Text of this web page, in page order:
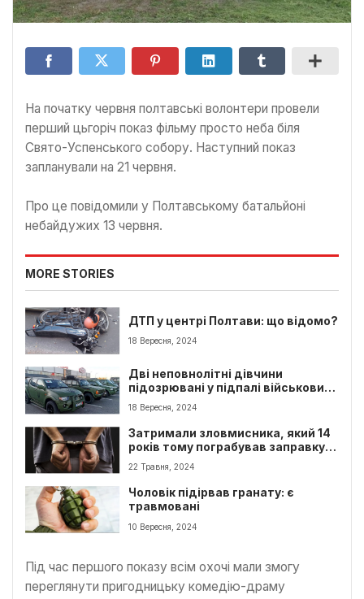
На початку червня полтавські волонтери провели
перший цьгоріч показ фільму просто неба біля
Свято-Успенського собору. Наступний показ
запланували на 21 червня.
Про це повідомили у Полтавському батальйоні
небайдужих 13 червня.
MORE STORIES
ДТП у центрі Полтави: що відомо?
18 Вересня, 2024
Дві неповнолітні дівчини
підозрювані у підпалі військових
автомобілів
18 Вересня, 2024
Затримали зловмисника, який 14
років тому пограбував заправку
на Кременчуччині
22 Травня, 2024
Чоловік підірвав гранату: є
травмовані
10 Вересня, 2024
Під час першого показу всім охочі мали змогу
переглянути пригодницьку комедію-драму